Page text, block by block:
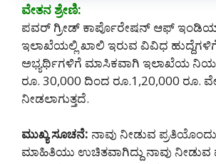
ವೇತನ ಶ್ರೇಣಿ:
ಪವರ್ ಗ್ರೀಡ್ ಕಾರ್ಪೊರೇಷನ್ ಆಫ್
ಇಲಾಖೆಯಲ್ಲಿ ಖಾಲಿ ಇರುವ ವಿವಿಧ
ಅಭ್ಯರ್ಥಿಗಳಿಗೆ ಮಾಸಿಕವಾಗಿ ಇಲಾಖೆಯ
ರೂ. 30,000 ದಿಂದ ರೂ.1,20,000 ರೂ.
ನೀಡಲಾಗುತ್ತದೆ.
ಮುಖ್ಯ ಸೂಚನೆ: ನಾವು ನೀಡುವ
ಮಾಹಿತಿಯು ಉಚಿತವಾಗಿದ್ದು ನಾವು